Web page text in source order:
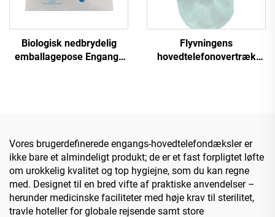
Biologisk nedbrydelig
emballagepose Engangs
Flyvningens
hovedtelefonovertræk
Vores brugerdefinerede engangs-hovedtelefondæksler er
ikke bare et almindeligt produkt; de er et fast forpligtet løfte
om urokkelig kvalitet og top hygiejne, som du kan regne
med. Designet til en bred vifte af praktiske anvendelser –
herunder medicinske faciliteter med høje krav til sterilitet,
travle hoteller for globale rejsende samt store